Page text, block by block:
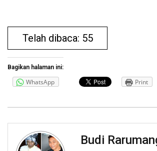
Telah dibaca: 55
Bagikan halaman ini:
WhatsApp Print
Budi